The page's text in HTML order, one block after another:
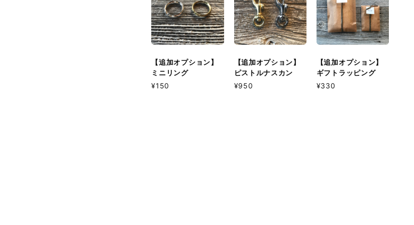
【追加オプション】
ミニリング
¥150
【追加オプション】
ピストルナスカン
¥950
【追加オプション】
ギフトラッピング
¥330